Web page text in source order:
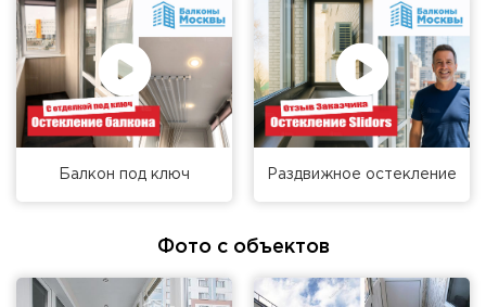
Балкон под ключ Раздвижное остекление
Фото с объектов